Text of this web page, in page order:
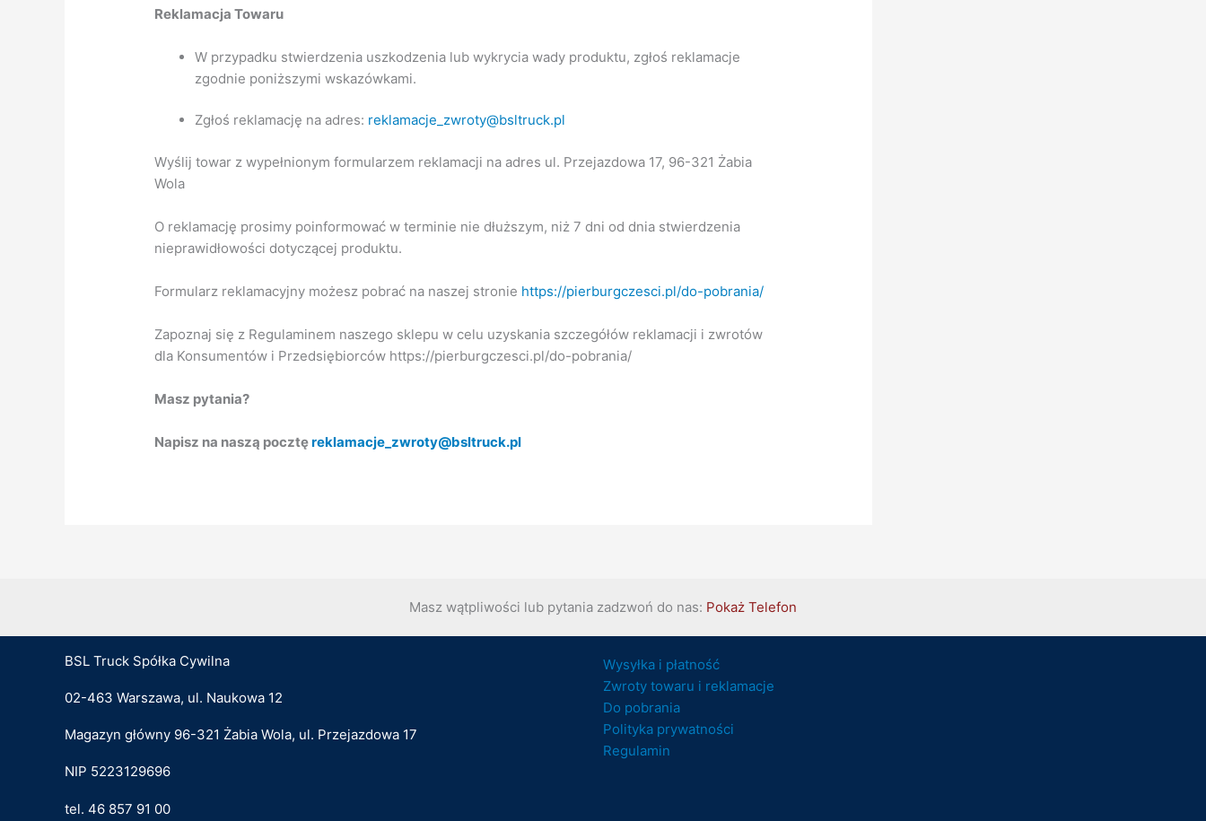
Reklamacja Towaru
W przypadku stwierdzenia uszkodzenia lub wykrycia wady produktu, zgłoś reklamacje
zgodnie poniższymi wskazówkami.
Zgłoś reklamację na adres: reklamacje_zwroty@bsltruck.pl
Wyślij towar z wypełnionym formularzem reklamacji na adres ul. Przejazdowa 17, 96-321 Żabia
Wola
O reklamację prosimy poinformować w terminie nie dłuższym, niż 7 dni od dnia stwierdzenia
nieprawidłowości dotyczącej produktu.
Formularz reklamacyjny możesz pobrać na naszej stronie https://pierburgczesci.pl/do-pobrania/
Zapoznaj się z Regulaminem naszego sklepu w celu uzyskania szczegółów reklamacji i zwrotów
dla Konsumentów i Przedsiębiorców https://pierburgczesci.pl/do-pobrania/
Masz pytania?
Napisz na naszą pocztęreklamacje_zwroty@bsltruck.pl
Masz wątpliwości lub pytania zadzwoń do nas: Pokaż Telefon
BSL Truck Spółka Cywilna
02-463 Warszawa, ul. Naukowa 12
Magazyn główny 96-321 Żabia Wola, ul. Przejazdowa 17
NIP 5223129696
tel. 46 857 91 00
Wysyłka i płatność
Zwroty towaru i reklamacje
Do pobrania
Polityka prywatności
Regulamin